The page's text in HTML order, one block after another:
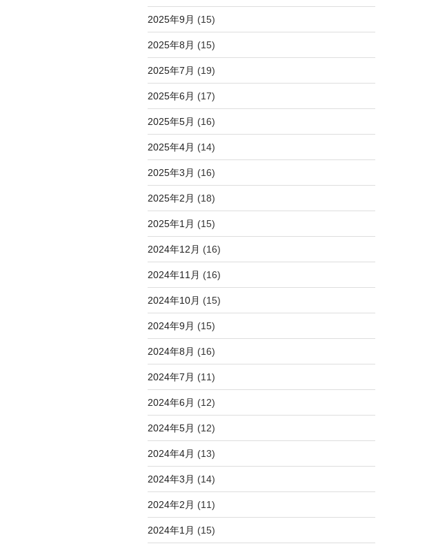
2025年9月 (15)
2025年8月 (15)
2025年7月 (19)
2025年6月 (17)
2025年5月 (16)
2025年4月 (14)
2025年3月 (16)
2025年2月 (18)
2025年1月 (15)
2024年12月 (16)
2024年11月 (16)
2024年10月 (15)
2024年9月 (15)
2024年8月 (16)
2024年7月 (11)
2024年6月 (12)
2024年5月 (12)
2024年4月 (13)
2024年3月 (14)
2024年2月 (11)
2024年1月 (15)